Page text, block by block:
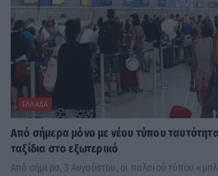
ΕΛΛΆΔΑ
Από σήμερα μόνο με νέου τύπου
ταξίδια στο εξωτερικό
Από σήμερα, 3 Αυγούστου, οι παλαιού τύπου